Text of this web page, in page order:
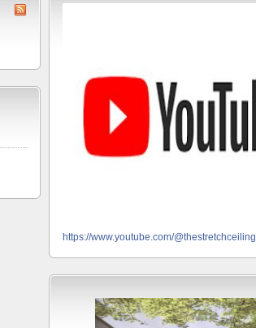
https://www.youtube.com/@thestretchceiling